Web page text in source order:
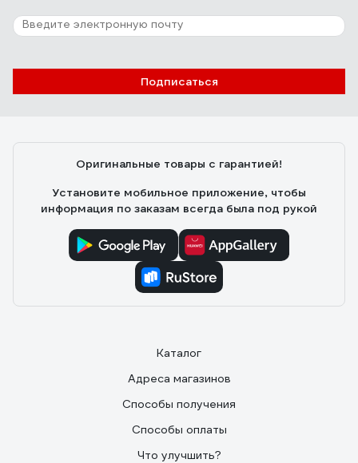
Подписаться
Оригинальные товары с гарантией!
Установите мобильное приложение, чтобы
информация по заказам всегда была под рукой
Каталог
Адреса магазинов
Способы получения
Способы оплаты
Что улучшить?